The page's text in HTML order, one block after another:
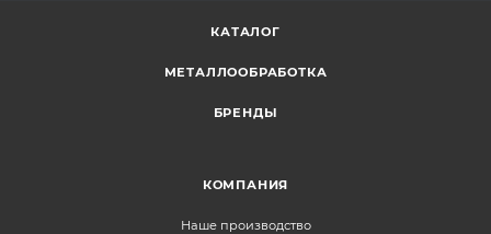
КАТАЛОГ
МЕТАЛЛООБРАБОТКА
БРЕНДЫ
КОМПАНИЯ
Наше производство